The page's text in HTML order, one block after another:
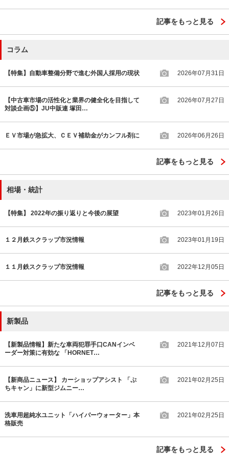
記事をもっと見る
コラム
【特集】自動車整備分野で進む外国人採用の現状 2026年07月31日
【中古車市場の活性化と業界の健全化を目指して
対談企画⑤】JU中販連 塚田…
2026年07月27日
ＥＶ市場が急拡大、ＣＥＶ補助金がカンフル剤に 2026年06月26日
記事をもっと見る
相場・統計
【特集】 2022年の振り返りと今後の展望 2023年01月26日
１２月鉄スクラップ市況情報 2023年01月19日
１１月鉄スクラップ市況情報 2022年12月05日
記事をもっと見る
新製品
【新製品情報】新たな車両犯罪手口CANインベ
ーダー対策に有効な 「HORNET…
2021年12月07日
【新商品ニュース】 カーショップアシスト 「ぷ
ちキャン」に新型ジムニー…
2021年02月25日
洗車用超純水ユニット「ハイパーウォーター」本
格販売
2021年02月25日
記事をもっと見る